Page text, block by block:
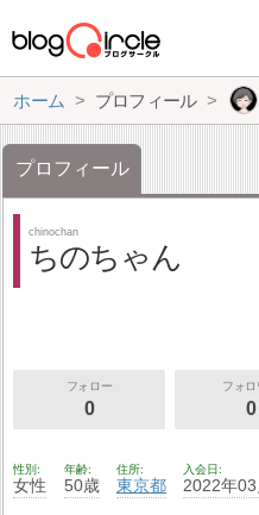
ホーム プロフィール
プロフィール
chinochan
ちのちゃん
フォロー
0
フォロ
0
性別
女性
年齢
50歳
住所
東京都
入会日
2022年